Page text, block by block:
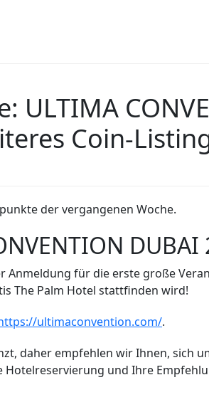
ULTIMA
Coin-
der vergangenen Woche.
für die erste große
The Palm Hotel stattfinden wird!
ultimaconvention.com/.
daher empfehlen wir Ihnen, sich
und Ihre